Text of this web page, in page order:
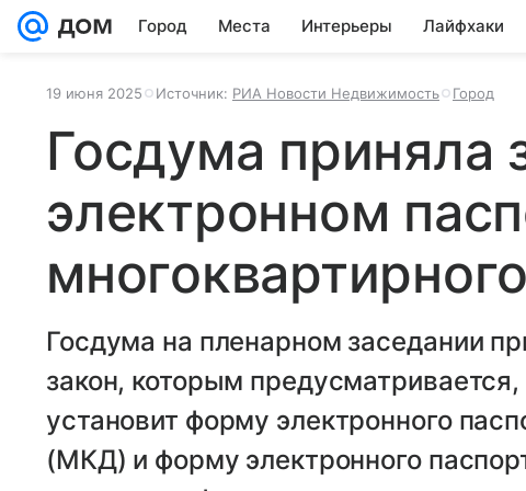
Город Места Интерьеры Лайфхаки
19 июня 2025 Источник: РИА Новости Недвижимость Город
Госдума приняла
электронном
Госдума на пленарном заседании
закон, которым
установит форму электронного
(МКД) и форму электронного